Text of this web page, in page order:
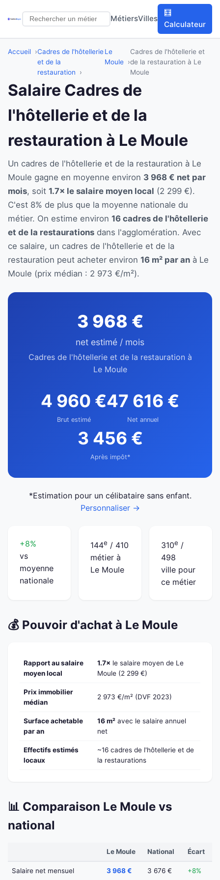
MétiersVilles
🧮
Calculateur
Accueil
Cadres de l'hôtellerie
et de la
restauration
Le
Moule
Cadres de l'hôtellerie et
de la restauration à Le
Moule
Salaire Cadres de
l'hôtellerie et de la
restauration à Le Moule
Un cadres de l'hôtellerie et de la restauration à Le
Moule gagne en moyenne environ 3 968 € net par
mois, soit 1.7× le salaire moyen local (2 299 €).
C'est 8% de plus que la moyenne nationale du
métier. On estime environ 16 cadres de l'hôtellerie
et de la restaurations dans l'agglomération. Avec
ce salaire, un cadres de l'hôtellerie et de la
restauration peut acheter environ 16 m² par an à Le
Moule (prix médian : 2 973 €/m²).
3 968 €
net estimé / mois
Cadres de l'hôtellerie et de la restauration à
Le Moule
4 960 €
Brut estimé
47 616 €
Net annuel
3 456 €
Après impôt*
*Estimation pour un célibataire sans enfant.
Personnaliser →
+8%
vs
moyenne
nationale
144e / 410
métier à
Le Moule
310e /
498
ville pour
ce métier
💰 Pouvoir d'achat à Le Moule
Rapport au salaire
moyen local
1.7× le salaire moyen de Le
Moule (2 299 €)
Prix immobilier
médian
2 973 €/m² (DVF 2023)
Surface achetable
par an
16 m² avec le salaire annuel
net
Effectifs estimés
locaux
~16 cadres de l'hôtellerie et de
la restaurations
📊 Comparaison Le Moule vs
national
Le Moule National Écart
Salaire net mensuel 3 968 € 3 676 € +8%